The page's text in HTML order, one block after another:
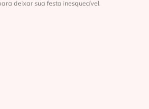
deixar sua festa inesquecível.